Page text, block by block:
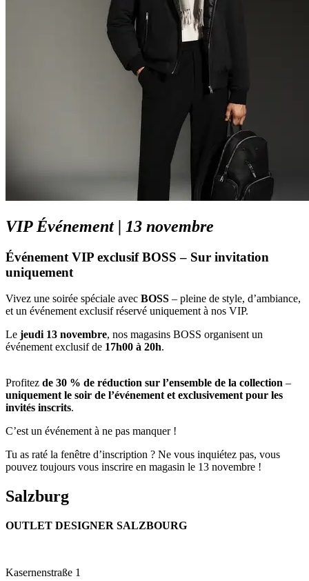
VIP Événement | 13 novembre
Événement VIP exclusif BOSS – Sur invitation
uniquement
Vivez une soirée spéciale avec BOSS – pleine de style, d’ambiance,
et un événement exclusif réservé uniquement à nos VIP.
Le jeudi 13 novembre, nos magasins BOSS organisent un
événement exclusif de 17h00 à 20h.
Profitez de 30 % de réduction sur l’ensemble de la collection –
uniquement le soir de l’événement et exclusivement pour les
invités inscrits.
C’est un événement à ne pas manquer !
Tu as raté la fenêtre d’inscription ? Ne vous inquiétez pas, vous
pouvez toujours vous inscrire en magasin le 13 novembre !
Salzburg
OUTLET DESIGNER SALZBOURG
Kasernenstraße 1